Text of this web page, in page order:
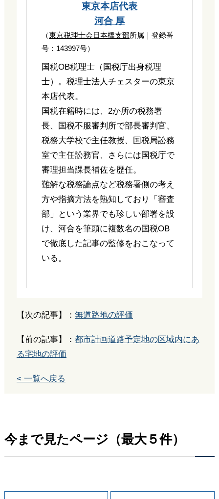
東京本店代表
河合 厚
（東京税理士会日本橋支部所属｜登録番
号：143997号）
国税OB税理士（国税庁出身税理
士）。税理士法人チェスターの東京
本店代表。
国税在籍時には、2か所の税務署
長、国税不服審判所で部長審判官、
税務大学校で主任教授、国税局訟務
室で主任訟務官、さらには国税庁で
審理担当課長補佐を歴任。
難解な税務論点など税務署側の考え
方や指摘方法を熟知しており「審査
部」という業界でも珍しい部署を設
け、河合を筆頭に複数名の国税OB
で徹底した記事の監修をおこなって
いる。
【次の記事】： 無道路地の評価
【前の記事】： 都市計画道路予定地の区域内にあ
る宅地の評価
< 一覧へ戻る
今まで見たページ（最大５件）